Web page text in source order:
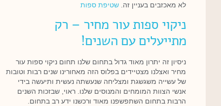
לא מאכזבים בעניין זה. שטיפת ספות
ניקוי ספות עור מחיר – רק
מתייעלים עם השנים!
ניסיון זה יתרון מאוד גדול בתחום שלנו תחום ניקוי ספות עור
מחיר ואצלנו מצטיידים בפלוס הזה מאחורינו שנים רבות וטובות
של עשייה משגשגת ומצליחה שנעשתה נעשית ותיעשה בידי
אנשי הצוות המומחים והמנוסים שלנו. ראוי, שבזכות השנים
הרבות בתחום השתפשפנו מאוד ורכשנו ידע רב בתחום.